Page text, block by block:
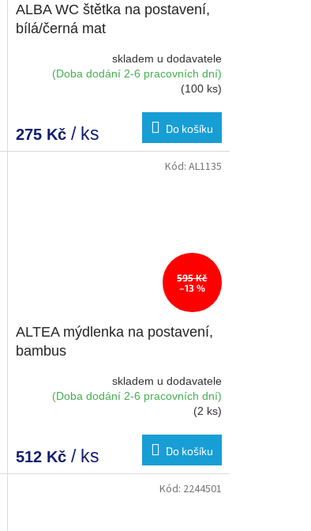
ALBA WC štětka na postavení,
bílá/černá mat
skladem u dodavatele
(Doba dodání 2-6 pracovních dní)
(100 ks)
275 Kč / ks Do košíku
595 Kč
–13 %
ALTEA mýdlenka na postavení,
bambus
skladem u dodavatele
(Doba dodání 2-6 pracovních dní)
(2 ks)
512 Kč / ks Do košíku
Kód: AL1135
Kód: 2244501